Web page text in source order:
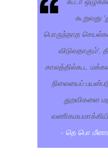
கூறுவது
பொருந்தாத
விடுவதாகும்',
காலத்தில்கூட
நிலையைப்
துறவிகளை
- தெ பொ